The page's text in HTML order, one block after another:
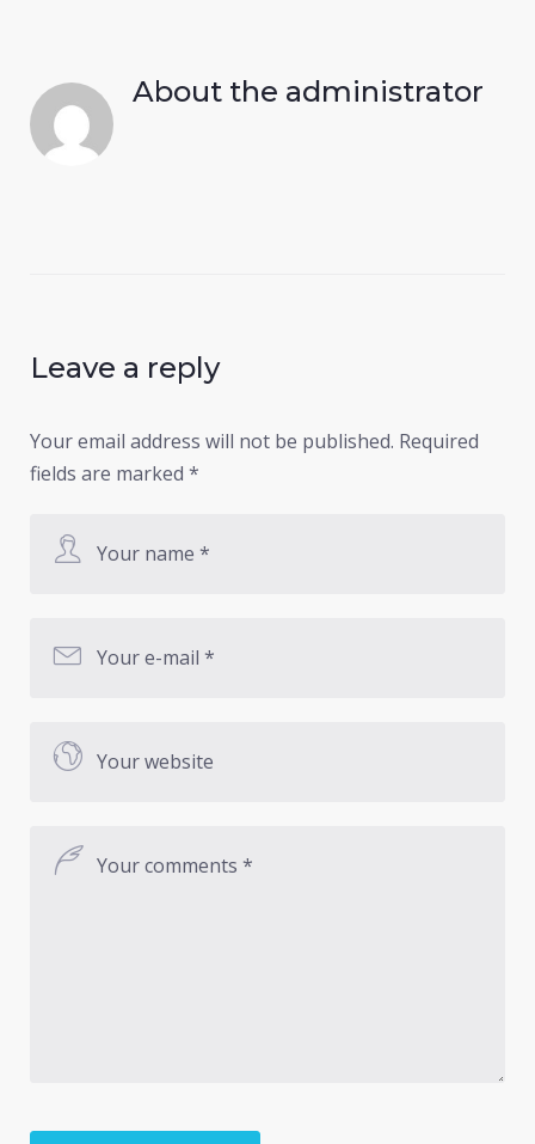
About the administrator
Leave a reply
Your email address will not be published. Required
fields are marked *